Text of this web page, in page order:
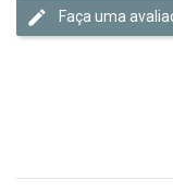
Faça uma